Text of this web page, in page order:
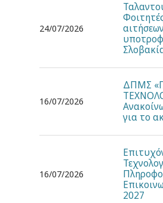
24/07/2026
16/07/2026
ΔΠΜΣ
για το
16/07/2026
2027